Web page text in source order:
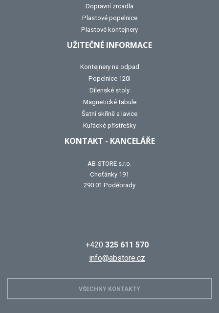
Dopravní zrcadla
Plastové popelnice
Plastové kontejnery
UŽITEČNÉ INFORMACE
Kontejnery na odpad
Popelnice 120l
Dílenské stoly
Magnetické tabule
Šatní skříně a lavice
Kuřácké přístřešky
KONTAKT - KANCELÁŘE
AB-STORE s.r.o.
Choťánky 191
290 01 Poděbrady
+420 325 611 570
info@abstore.cz
VŠECHNY KONTAKTY